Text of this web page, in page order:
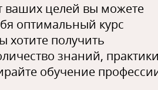
ваших целей вы можете
оптимальный курс
хотите получить
знаний,
обучение